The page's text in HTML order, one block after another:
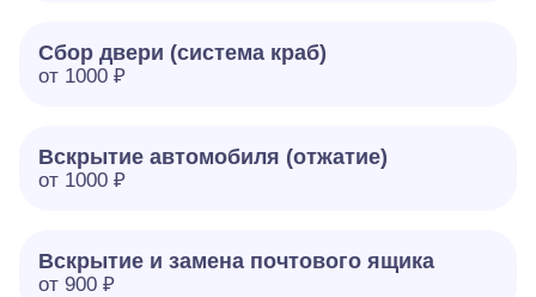
Сбор двери (система краб)
от 1000 ₽
Вскрытие автомобиля (отжатие)
от 1000 ₽
Вскрытие и замена почтового ящика
от 900 ₽